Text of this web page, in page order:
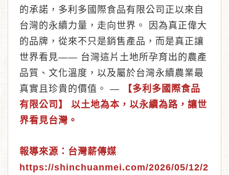
的承諾，多利多國際食品有限公司正以來自
台灣的永續力量，走向世界。 因為真正偉大
的品牌，從來不只是銷售產品，而是真正讓
世界看見—— 台灣這片土地所孕育出的農產
品質、文化溫度，以及屬於台灣永續農業最
真實且珍貴的價值。 —
【多利多國際食品
有限公司】 以土地為本，以永續為路，讓世
界看見台灣。
報導來源： 台灣薪傳媒
https://shinchuanmei.com/2026/05/12/2